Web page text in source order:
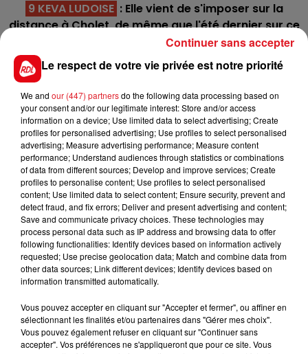
9 KEVA LUDOISE : Elle vient de s'imposer sur la
distance à Cholet, de même que l'été dernier sur ce
tracé. Avec un bon parcours, un accessit est à sa
portée.
3 KSAR BLUE BOCAIN:
meilleures courses, mais en se référant à sa
dernière sortie vaut mieux s'en méfier.
***** En direct des pistes ****
FILS D'ACTUS
Le respect de votre vie privée est notre priorité
We and our (447) partnersdo the following data processing based on
your consent and/or our legitimate interest: Store and/or access
information on a device; Use limited data to select advertising; Create
profiles for personalised advertising; Use profiles to select personalised
advertising; Measure advertising performance; Measure content
performance; Understand audiences through statistics or combinations
of data from different sources; Develop and improve services; Create
profiles to personalise content; Use profiles to select personalised
content; Use limited data to select content; Ensure security, prevent and
detect fraud, and fix errors; Deliver and present advertising and content;
Save and communicate privacy choices. These technologies may
process personal data such as IP address and browsing data to offer
following functionalities: Identify devices based on information actively
requested; Use precise geolocation data; Match and combine data from
other data sources; Link different devices; Identify devices based on
information transmitted automatically.
Vous pouvez accepter en cliquant sur "Accepter et fermer", ou affiner en
sélectionnant les finalités et/ou partenaires dans "Gérer mes choix".
Vous pouvez également refuser en cliquant sur "Continuer sans
accepter". Vos préférences ne s'appliqueront que pour ce site. Vous
Continuer sans accepter